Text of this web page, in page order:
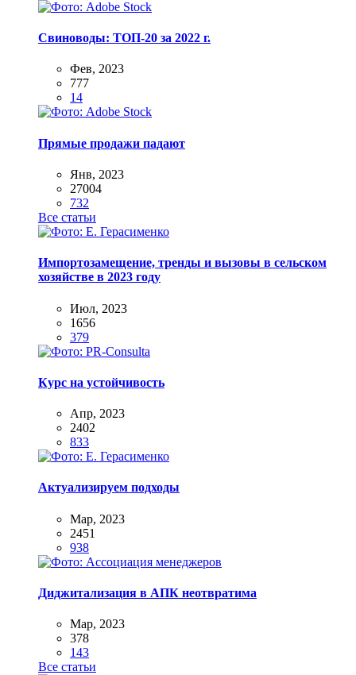
Свиноводы: ТОП-20 за 2022 г.
Фев, 2023
777
14
Прямые продажи падают
Янв, 2023
27004
732
Все статьи
Импортозамещение, тренды и вызовы в сельском
хозяйстве в 2023 году
Июл, 2023
1656
379
Курс на устойчивость
Апр, 2023
2402
833
Актуализируем подходы
Мар, 2023
2451
938
Диджитализация в АПК неотвратима
Мар, 2023
378
143
Все статьи